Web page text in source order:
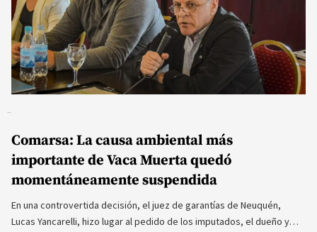
Comarsa: La causa ambiental más
importante de Vaca Muerta quedó
momentáneamente suspendida
En una controvertida decisión, el juez de garantías de Neuquén,
Lucas Yancarelli, hizo lugar al pedido de los imputados, el dueño y…